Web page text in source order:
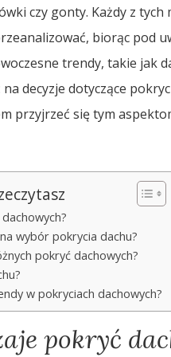
czy gonty. Każdy z tych
biorąc pod
trendy, takie jak
na decyzje dotyczące
przyjrzeć się tym
wybór pokrycia dachu?
pokryć dachowych?
w pokryciach dachowych?
pokryć